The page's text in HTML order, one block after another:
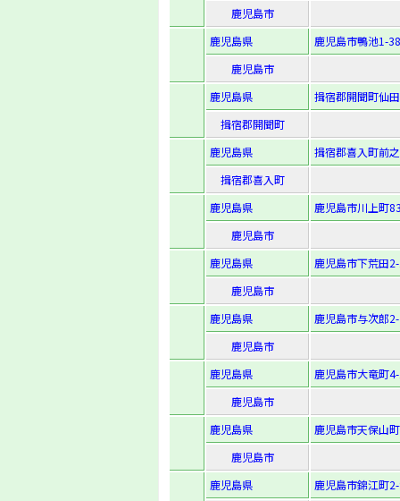
鹿児島市
鹿児島県
鹿児島市鴨池1-
鹿児島市
鹿児島県
揖宿郡開聞町仙
揖宿郡開聞町
鹿児島県
揖宿郡喜入町前
揖宿郡喜入町
鹿児島県
鹿児島市川上町
鹿児島市
鹿児島県
鹿児島市下荒田
鹿児島市
鹿児島県
鹿児島市与次郎
鹿児島市
鹿児島県
鹿児島市大竜町
鹿児島市
鹿児島県
鹿児島市天保山
鹿児島市
鹿児島県
鹿児島市錦江町